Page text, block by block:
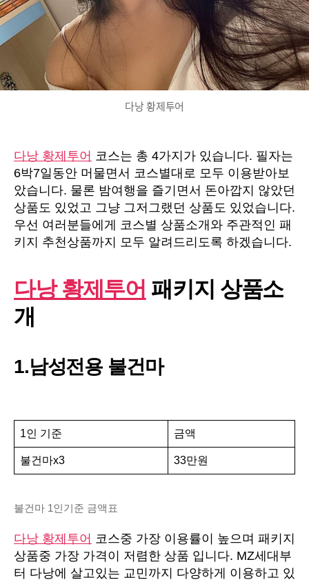
니
다낭 황제투어
다낭 황제투어 코스는 총 4가지가 있습니다. 필자는
6박7일동안 머물면서 코스별대로 모두 이용받아보
았습니다. 물론 밤여행을 즐기면서 돈아깝지 않았던
상품도 있었고 그냥 그저그랬던 상품도 있었습니다.
우선 여러분들에게 코스별 상품소개와 주관적인 패
키지 추천상품까지 모두 알려드리도록 하겠습니다.
다낭 황제투어 패키지 상품소
개
1.남성전용 불건마
1인 기준 금액
불건마x3 33만원
불건마 1인기준 금액표
다낭 황제투어 코스중 가장 이용률이 높으며 패키지
상품중 가장 가격이 저렴한 상품 입니다. MZ세대부
터 다낭에 살고있는 교민까지 다양하게 이용하고 있